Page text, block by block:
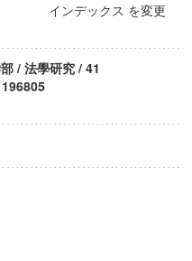
インデックス を変更
/ 法學研究 / 41